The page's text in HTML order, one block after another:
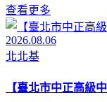
查看更多
2026.08.06
北北基
【臺北市中正高級